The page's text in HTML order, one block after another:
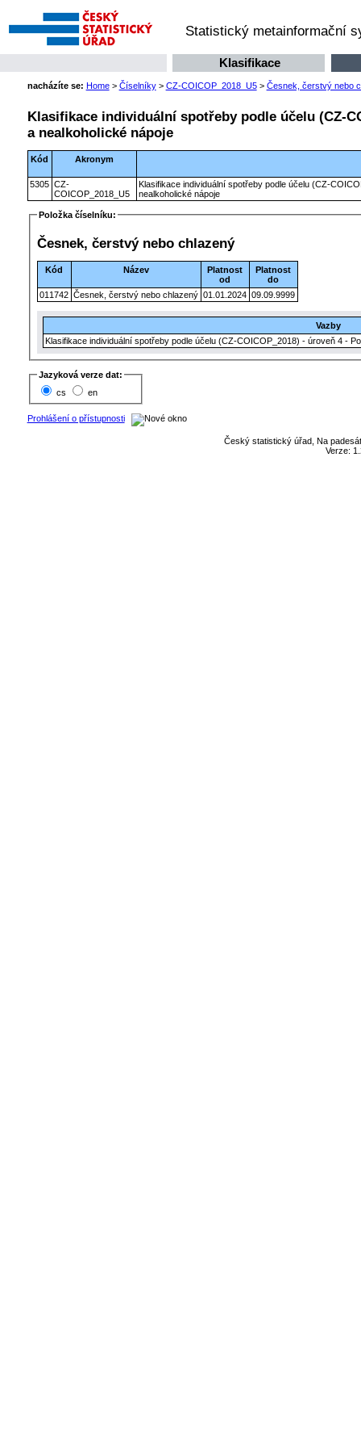
Statistický metainformační
Klasifikace
nacházíte se: Home> Číselníky> CZ-COICOP_2018_U5> Česnek, čerstvý nebo
Klasifikace individuální spotřeby podle účelu (CZ-
a nealkoholické nápoje
Kód Akronym
5305 CZ-
COICOP_2018_U5
Klasifikace individuální spotřeby podle účelu (CZ-
nealkoholické nápoje
Položka číselníku:
Česnek, čerstvý nebo chlazený
Kód Název
Platnost
od
Platnost
do
011742 Česnek, čerstvý nebo chlazený 01.01.2024 09.09.9999
Vazby
Klasifikace individuální spotřeby podle účelu (CZ-COICOP_2018) - úroveň 4 -
Jazyková verze dat:
cs
en
Prohlášení o přístupnosti
Český statistický úřad, Na
Verze: